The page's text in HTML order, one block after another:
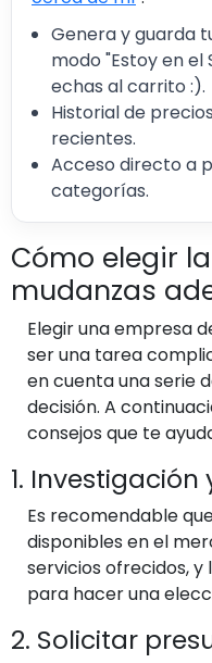
Genera y guarda
modo "Estoy en
echas al carrito :).
Historial de
recientes.
Acceso directo a
categorías.
Cómo elegir
mudanzas
Elegir una empresa
ser una tarea
en cuenta una serie
decisión. A
consejos que te
1.
Es recomendable
disponibles en el
servicios ofrecidos,
para hacer una
2. Solicitar